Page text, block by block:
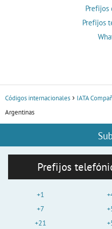
Prefijos
Prefijos
Códigos internacionales IATA
Argentinas
Prefijos
+1
+7
+21